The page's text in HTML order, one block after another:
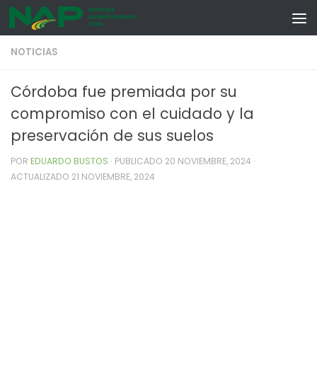
Skip to content
NOTICIAS
Córdoba fue premiada por su
compromiso con el cuidado y la
preservación de sus suelos
POR EDUARDO BUSTOS · PUBLICADO 20 NOVIEMBRE, 2024 ·
ACTUALIZADO 21 NOVIEMBRE, 2024